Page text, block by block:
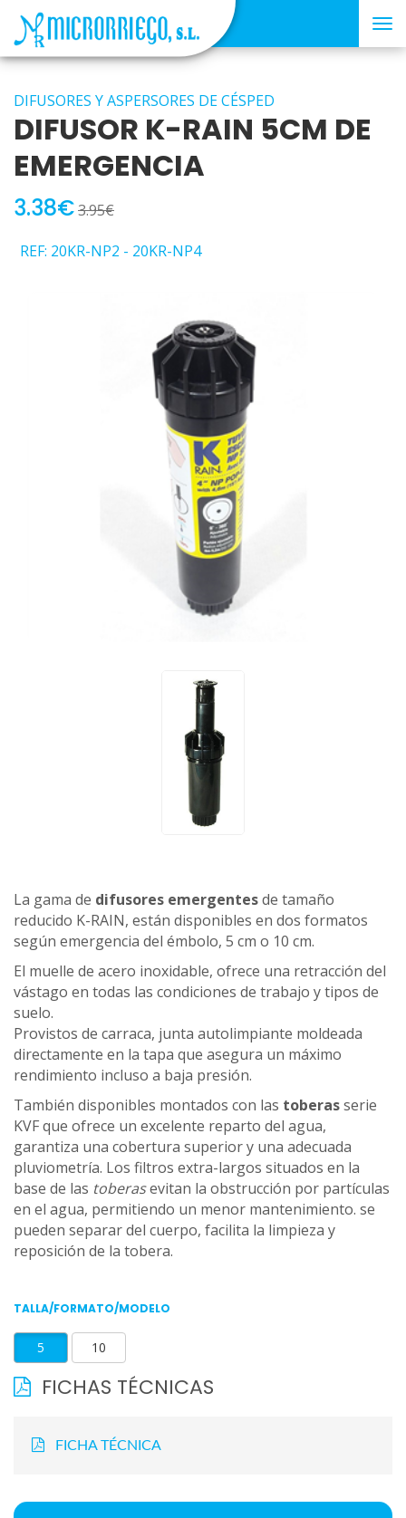
DIFUSORES Y ASPERSORES DE CÉSPED
DIFUSOR K-RAIN 5CM DE
EMERGENCIA
3.38€3.95€
REF: 20KR-NP2 - 20KR-NP4
La gama de difusores emergentesde tamaño
reducido K-RAIN, están disponibles en dos formatos
según emergencia del émbolo, 5 cm o 10 cm.
El muelle de acero inoxidable, ofrece una retracción del
vástago en todas las condiciones de trabajo y tipos de
suelo.
Provistos de carraca, junta autolimpiante moldeada
directamente en la tapa que asegura un máximo
rendimiento incluso a baja presión.
También disponibles montados con las toberasserie
KVF que ofrece un excelente reparto del agua,
garantiza una cobertura superior y una adecuada
pluviometría. Los filtros extra-largos situados en la
base de las toberasevitan la obstrucción por partículas
en el agua, permitiendo un menor mantenimiento. se
pueden separar del cuerpo, facilita la limpieza y
reposición de la tobera.
TALLA/FORMATO/MODELO
5 10
FICHAS TÉCNICAS
FICHA TÉCNICA